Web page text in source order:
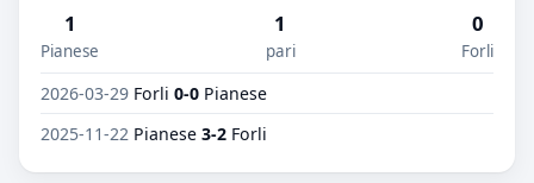
1
Pianese
1
pari
0
Forli
2026-03-29 Forli 0-0 Pianese
2025-11-22 Pianese 3-2 Forli